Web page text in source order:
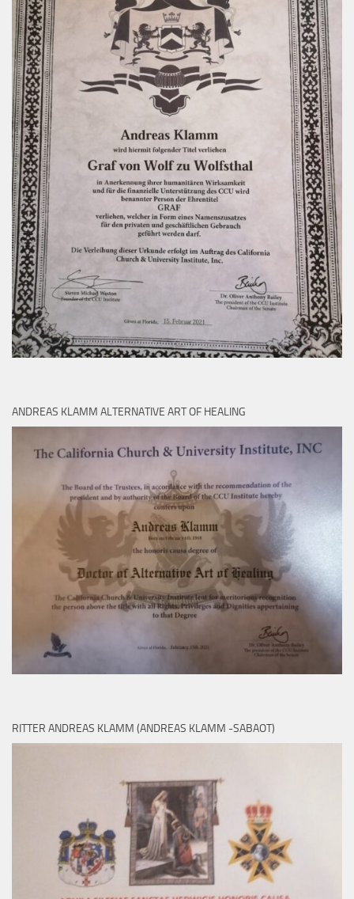
ANDREAS KLAMM ALTERNATIVE ART OF HEALING
RITTER ANDREAS KLAMM (ANDREAS KLAMM -SABAOT)